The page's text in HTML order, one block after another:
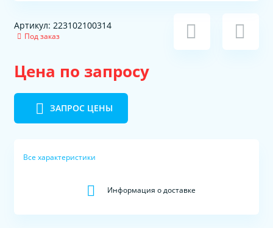
Артикул: 223102100314
Под заказ
Цена по запросу
ЗАПРОС ЦЕНЫ
Все характеристики
Информация о доставке